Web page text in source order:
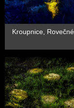
Kroupnice, Rovečné